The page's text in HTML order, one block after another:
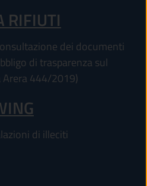
RIFIUTI
dei documenti
di trasparenza sul
444/2019)
di illeciti